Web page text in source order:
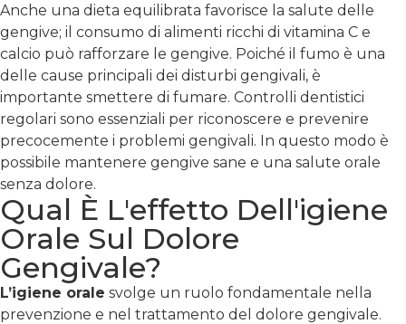
Anche una dieta equilibrata favorisce la salute delle
gengive; il consumo di alimenti ricchi di vitamina C e
calcio può rafforzare le gengive. Poiché il fumo è una
delle cause principali dei disturbi gengivali, è
importante smettere di fumare. Controlli dentistici
regolari sono essenziali per riconoscere e prevenire
precocemente i problemi gengivali. In questo modo è
possibile mantenere gengive sane e una salute orale
senza dolore.
Qual È L'effetto Dell'igiene
Orale Sul Dolore
Gengivale?
L’igiene orale svolge un ruolo fondamentale nella
prevenzione e nel trattamento del dolore gengivale.